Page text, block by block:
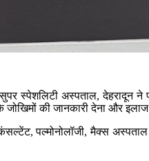
स्पेशलिटी अस्पताल, देहरादून ने
की जानकारी देना और
कंसल्टेंट, पल्मोनोलॉजी, मैक्स